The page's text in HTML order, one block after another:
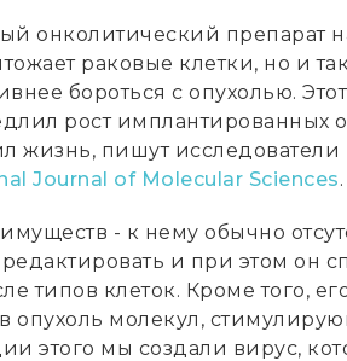
онколитический препарат
раковые клетки, но и
бороться с опухолью.
рост имплантированных
пишут исследователи
Journal of Molecular Sciences.
- к нему обычно
и при этом он
типов клеток. Кроме того,
опухоль молекул,
этого мы создали вирус,